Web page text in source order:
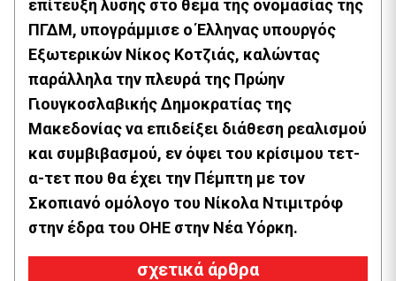
επίτευξη λύσης στο θέμα της ονομασίας της
ΠΓΔΜ, υπογράμμισε ο Έλληνας υπουργός
Εξωτερικών Νίκος Κοτζιάς, καλώντας
παράλληλα την πλευρά της Πρώην
Γιουγκοσλαβικής Δημοκρατίας της
Μακεδονίας να επιδείξει διάθεση ρεαλισμού
και συμβιβασμού, εν όψει του κρίσιμου τετ-
α-τετ που θα έχει την Πέμπτη με τον
Σκοπιανό ομόλογο του Νίκολα Ντιμιτρόφ
στην έδρα του ΟΗΕ στην Νέα Υόρκη.
σχετικά άρθρα